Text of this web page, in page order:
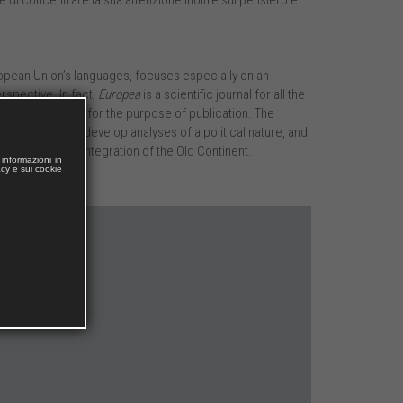
Union’s languages, focuses especially on an
In fact, Europeais a scientific journal for all the
from authors for the purpose of publication. The
but also to develop analyses of a political nature, and
to the integration of the Old Continent.
in
e sui cookie